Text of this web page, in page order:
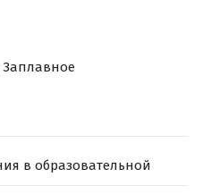
в образовательной